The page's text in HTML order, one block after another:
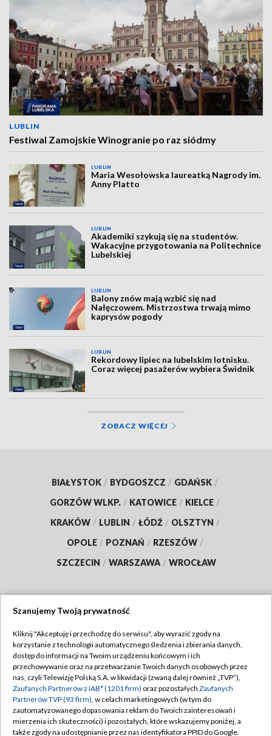
LUBLIN
Festiwal Zamojskie Winogranie po raz siódmy
LUBLIN
Maria Wesołowska laureatką Nagrody im.
Anny Platto
LUBLIN
Akademiki szykują się na studentów.
Wakacyjne przygotowania na Politechnice
Lubelskiej
LUBLIN
Balony znów mają wzbić się nad
Nałęczowem. Mistrzostwa trwają mimo
kaprysów pogody
LUBLIN
Rekordowy lipiec na lubelskim lotnisku.
Coraz więcej pasażerów wybiera Świdnik
ZOBACZ WIĘCEJ
BIAŁYSTOK / BYDGOSZCZ / GDAŃSK /
GORZÓW WLKP. / KATOWICE / KIELCE /
KRAKÓW / LUBLIN / ŁÓDŹ / OLSZTYN /
OPOLE / POZNAŃ / RZESZÓW /
SZCZECIN / WARSZAWA / WROCŁAW
TVP
Abonament TVP
Emisja w TVP
Centrum informacji TVP
Naziemna Telewizja Cyfrowa
Regulamin TVP
Polityka prywatności
Moje zgody
Pomoc
Szanujemy Twoją prywatność
Kliknij "Akceptuję i przechodzę do serwisu", aby wyrazić zgody na
korzystanie z technologii automatycznego śledzenia i zbierania danych,
dostęp do informacji na Twoim urządzeniu końcowym i ich
przechowywanie oraz na przetwarzanie Twoich danych osobowych przez
nas, czyli Telewizję Polską S.A. w likwidacji (zwaną dalej również „TVP”),
Zaufanych Partnerów z IAB* (1201 firm) oraz pozostałych Zaufanych
Partnerów TVP (93 firm), w celach marketingowych (w tym do
zautomatyzowanego dopasowania reklam do Twoich zainteresowań i
mierzenia ich skuteczności) i pozostałych, które wskazujemy poniżej, a
także zgody na udostępnianie przez nas identyfikatora PPID do Google.